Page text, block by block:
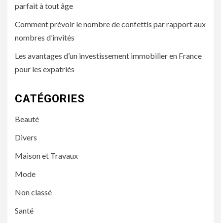
parfait à tout âge
Comment prévoir le nombre de confettis par rapport aux
nombres d’invités
Les avantages d’un investissement immobilier en France
pour les expatriés
CATÉGORIES
Beauté
Divers
Maison et Travaux
Mode
Non classé
Santé